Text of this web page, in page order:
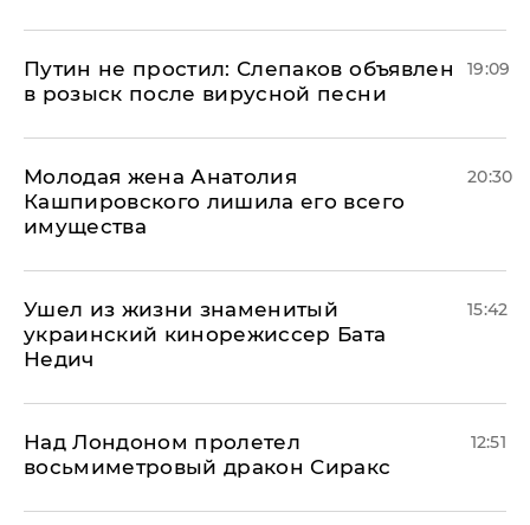
Путин не простил: Слепаков объявлен
в розыск после вирусной песни
19:09
Молодая жена Анатолия
Кашпировского лишила его всего
имущества
20:30
Ушел из жизни знаменитый
украинский кинорежиссер Бата
Недич
15:42
Над Лондоном пролетел
восьмиметровый дракон Сиракс
12:51